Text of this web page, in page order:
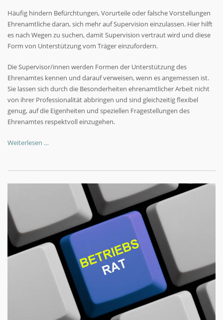
Häufig hindern Befürchtungen, Vorurteile oder falsche Vorstellungen
Ehrenamtliche daran, sich mehr auf Supervision einzulassen. Hier hilft
es nach Wegen zu suchen, damit Supervision vertraut wird und diese
Form von Unterstützung vom Träger einzufordern.
Die Supervisor/innen werden Formen der Unterstützung des
Ehrenamtes kennen und darauf verweisen, wenn es angemessen ist.
Sie lassen sich durch die Besonderheiten ehrenamtlicher Arbeit nicht
von ihrer Professionalität abbringen und sind gleichzeitig flexibel
genug, auf die Eigenheiten und speziellen Fragestellungen des
Ehrenamtes respektvoll einzugehen.
Weiterlesen …